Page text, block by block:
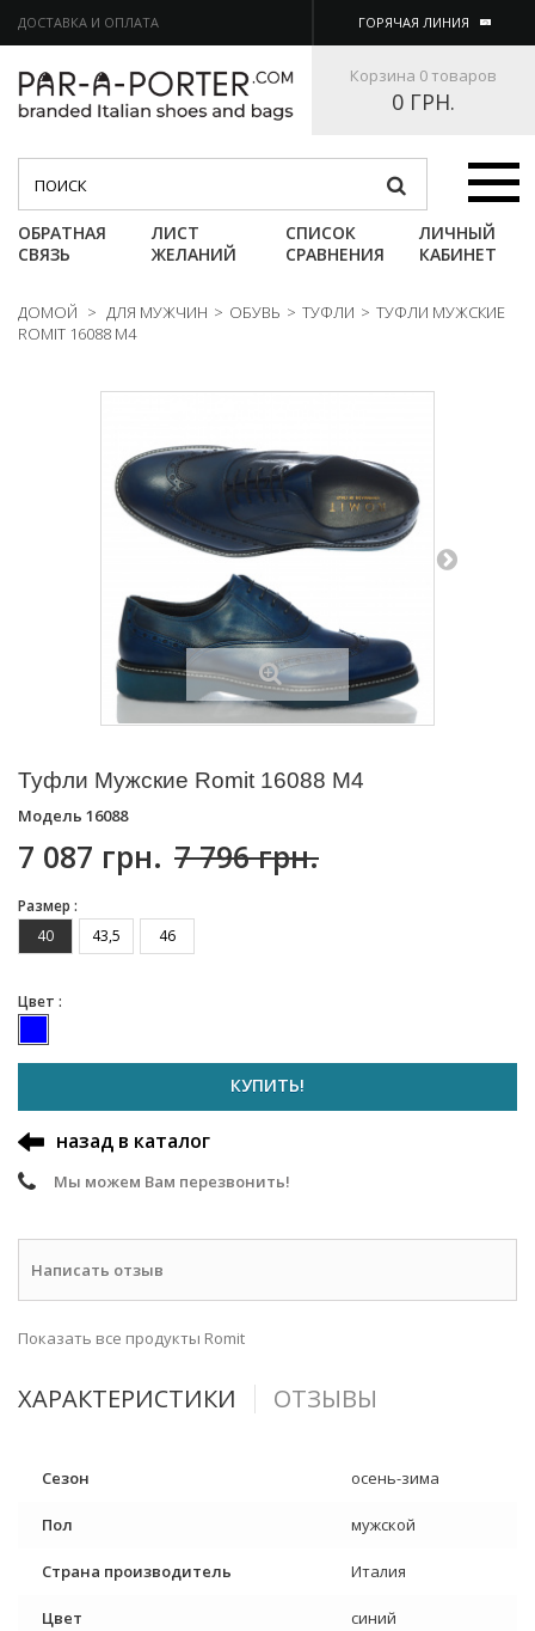
ДОСТАВКА И ОПЛАТА ГОРЯЧАЯ ЛИНИЯ
Корзина 0 товаров
0 ГРН.
Категории
ОБРАТНАЯ
СВЯЗЬ
ЛИСТ
ЖЕЛАНИЙ
СПИСОК
СРАВНЕНИЯ
ЛИЧНЫЙ
КАБИНЕТ
ДОМОЙ > ДЛЯ МУЖЧИН > ОБУВЬ > ТУФЛИ > ТУФЛИ МУЖСКИЕ
ROMIT 16088 M4
Туфли Мужские Romit 16088 M4
Модель 16088
7 087 грн. 7 796 грн.
Размер :
40
43,5 46
Цвет :
КУПИТЬ!
назад в каталог
Мы можем Вам перезвонить!
Написать отзыв
Показать все продукты Romit
ХАРАКТЕРИСТИКИ ОТЗЫВЫ
Сезон осень-зима
Пол мужской
Страна производитель Италия
Цвет синий